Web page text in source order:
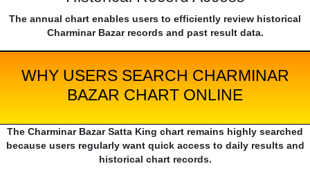
The annual chart enables users to efficiently review historical
Charminar Bazar records and past result data.
WHY USERS SEARCH CHARMINAR
BAZAR CHART ONLINE
The Charminar Bazar Satta King chart remains highly searched
because users regularly want quick access to daily results and
historical chart records.